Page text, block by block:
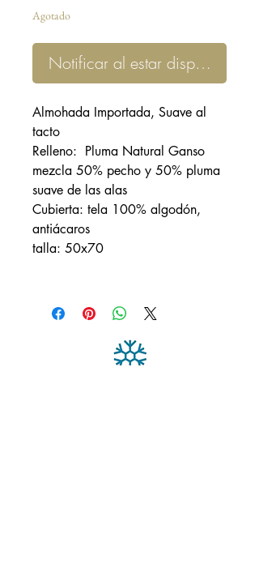
Agotado
Notificar al estar disponible
Almohada Importada, Suave al
tacto
Relleno: Pluma Natural Ganso
mezcla 50% pecho y 50% pluma
suave de las alas
Cubierta: tela 100% algodón,
antiácaros
talla: 50x70